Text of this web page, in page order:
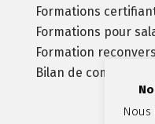
Formations
Formations pour
Formation
Bilan de